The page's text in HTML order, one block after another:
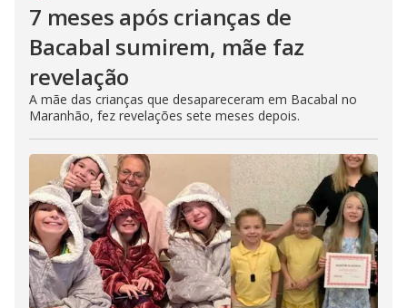
7 meses após crianças de
Bacabal sumirem, mãe faz
revelação
A mãe das crianças que desapareceram em Bacabal no
Maranhão, fez revelações sete meses depois.